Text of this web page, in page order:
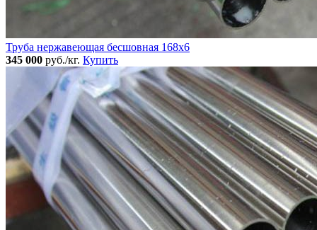
Труба нержавеющая бесшовная 168x6
345 000 руб./кг. Купить